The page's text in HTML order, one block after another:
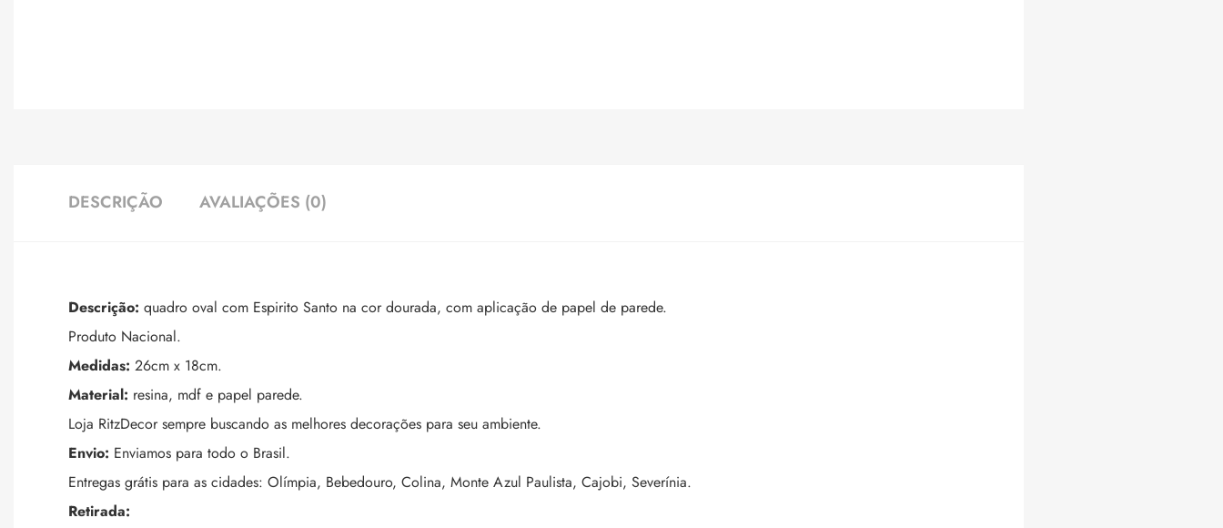
DESCRIÇÃO AVALIAÇÕES (0)
Descrição: quadro oval com Espirito Santo na cor dourada, com aplicação de papel de parede.
Produto Nacional.
Medidas: 26cm x 18cm.
Material: resina, mdf e papel parede.
Loja RitzDecor sempre buscando as melhores decorações para seu ambiente.
Envio: Enviamos para todo o Brasil.
Entregas grátis para as cidades: Olímpia, Bebedouro, Colina, Monte Azul Paulista, Cajobi, Severínia.
Retirada: